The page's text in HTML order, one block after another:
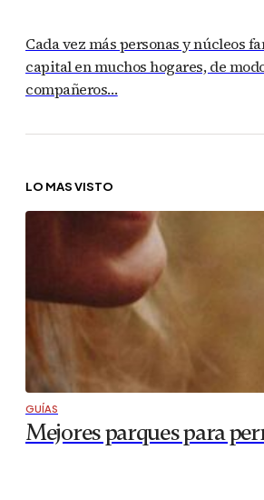
Cada vez más personas y núcleos
capital en muchos hogares, de
compañeros…
LO MÁS VISTO
GUÍAS
Mejores parques para